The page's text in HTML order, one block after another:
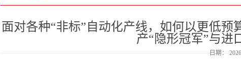
面对各种“非标”自动化产线，如何以更低
产“隐形冠军”与进
日期：